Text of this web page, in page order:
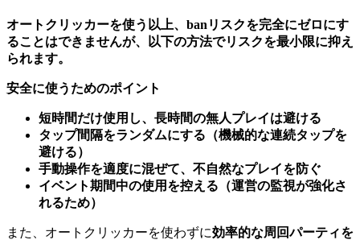
オートクリッカーを使う以上、banリスクを完全にゼロにす
ることはできませんが、以下の方法でリスクを最小限に抑え
られます。
安全に使うためのポイント
短時間だけ使用し、長時間の無人プレイは避ける
タップ間隔をランダムにする（機械的な連続タップを
避ける）
手動操作を適度に混ぜて、不自然なプレイを防ぐ
イベント期間中の使用を控える（運営の監視が強化さ
れるため）
また、オートクリッカーを使わずに効率的な周回パーティを